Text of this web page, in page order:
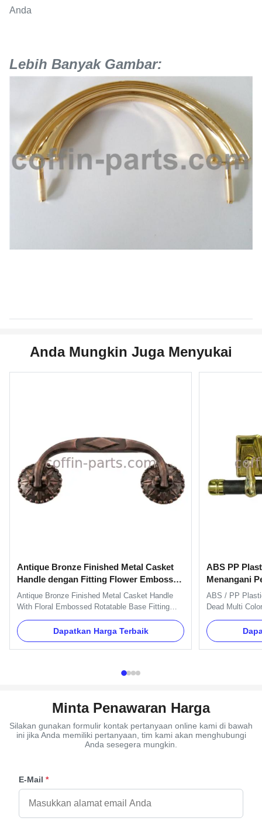
Anda
Lebih Banyak Gambar:
Anda Mungkin Juga Menyukai
Antique Bronze Finished Metal Casket
Handle dengan Fitting Flower Embossed
Rotatable Base
Antique Bronze Finished Metal Casket Handle
With Floral Embossed Rotatable Base Fitting
brackets, gaskets and nuts. And we can pack as
Clients' request. Item Name TX-Model H9028
Material Metal Iron Color Gold, silver, copper, as
Dapatkan Harga Terbaik
ABS PP
Menangani
Multi Warna
ABS / PP
Dead Multi
Optional
8pcs plastic
caps and 2
Minta Penawaran Harga
Silakan gunakan formulir kontak pertanyaan online kami di bawah
ini jika Anda memiliki pertanyaan, tim kami akan menghubungi
Anda sesegera mungkin.
E-Mail *